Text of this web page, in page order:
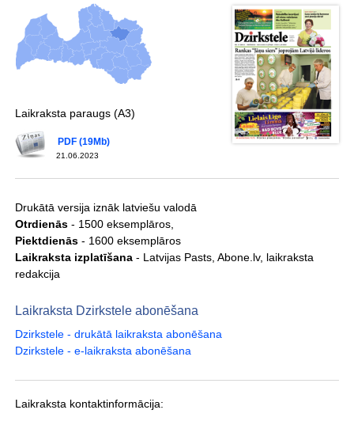
Laikraksta paraugs (A3)
21.06.2023
PDF (19Mb)
Drukātā versija iznāk latviešu valodā
Otrdienās- 1500 eksemplāros,
Piektdienās- 1600 eksemplāros
Laikraksta izplatīšana- Latvijas Pasts, Abone.lv, laikraksta
redakcija
Laikraksta Dzirkstele abonēšana
Dzirkstele - drukātā laikraksta abonēšana
Dzirkstele - e-laikraksta abonēšana
Laikraksta kontaktinformācija: